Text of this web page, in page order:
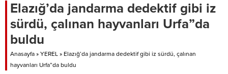
Elazığ’da jandarma dedektif gibi iz
sürdü, çalınan hayvanları Urfa”da
buldu
Anasayfa » YEREL » Elazığ’da jandarma dedektif gibi iz sürdü, çalınan
hayvanları Urfa”da buldu